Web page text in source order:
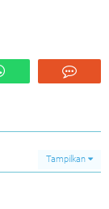
Tampilkan